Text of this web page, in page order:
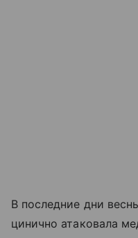
В последние дни
цинично атаковала